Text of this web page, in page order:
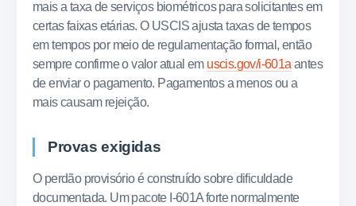
mais a taxa de serviços biométricos para solicitantes em
certas faixas etárias. O USCIS ajusta taxas de tempos
em tempos por meio de regulamentação formal, então
sempre confirme o valor atual em uscis.gov/i-601a antes
de enviar o pagamento. Pagamentos a menos ou a
mais causam rejeição.
Provas exigidas
O perdão provisório é construído sobre dificuldade
documentada. Um pacote I-601A forte normalmente